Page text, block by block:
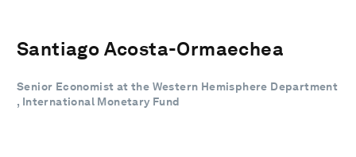
Santiago Acosta-Ormaechea
Senior Economist at the Western Hemisphere Department
, International Monetary Fund